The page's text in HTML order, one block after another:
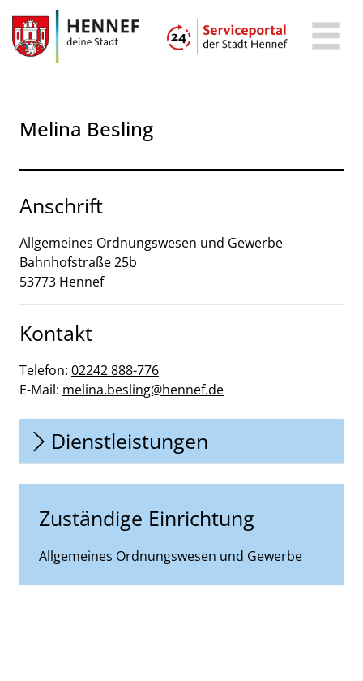
Zum Hauptinhalt springen
Zum Header
Zum Hauptinhalt
Zum Footer
Melina Besling
Anschrift
Allgemeines Ordnungswesen und Gewerbe
Bahnhofstraße25b
53773 Hennef
Kontakt
Telefon: 02242 888-776
E-Mail: melina.besling@hennef.de
Dienstleistungen
Zuständige Einrichtung
Allgemeines Ordnungswesen und Gewerbe